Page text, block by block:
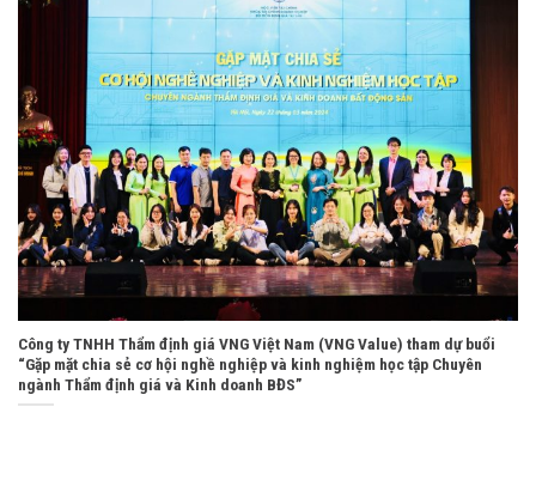
Công ty TNHH Thẩm định giá VNG Việt Nam (VNG Value) tham dự buổi
“Gặp mặt chia sẻ cơ hội nghề nghiệp và kinh nghiệm học tập Chuyên
ngành Thẩm định giá và Kinh doanh BĐS”